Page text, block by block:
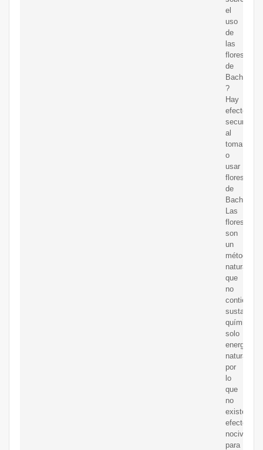
el
uso
de
las
flores
de
Bach
?
Hay
efectos
al
tomar
o
usar
flores
de
Bach?
Las
flores
son
un
método
natural
que
no
contiene
sustancias
químicas
solo
energía
natural,
por
lo
que
no
existen
efectos
nocivos
para